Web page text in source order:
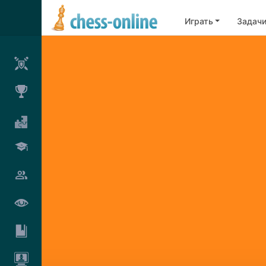
Играть Задачи